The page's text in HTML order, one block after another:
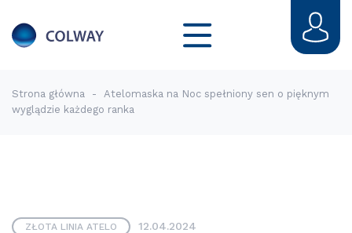
Strona główna -
Atelomaska na Noc spełniony sen o pięknym
wyglądzie każdego ranka
ZŁOTA LINIA ATELO 12.04.2024